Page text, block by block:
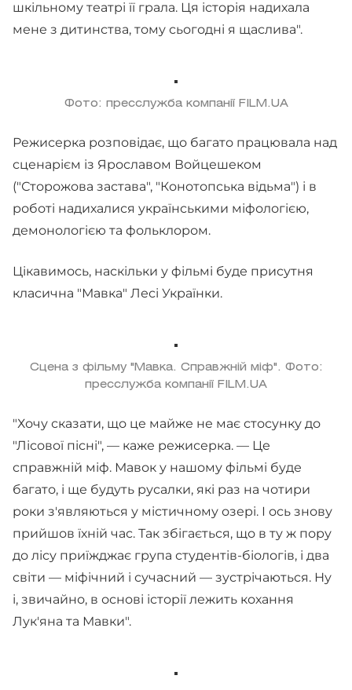
шкільному театрі її грала. Ця історія надихала
мене з дитинства, тому сьогодні я щаслива".
Фото: пресслужба компанії FILM.UA
Режисерка розповідає, що багато працювала над
сценарієм із Ярославом Войцешеком
("Сторожова застава", "Конотопська відьма") і в
роботі надихалися українськими міфологією,
демонологією та фольклором.
Цікавимось, наскільки у фільмі буде присутня
класична "Мавка" Лесі Українки.
Сцена з фільму "Мавка. Справжній міф". Фото:
пресслужба компанії FILM.UA
"Хочу сказати, що це майже не має стосунку до
"Лісової пісні", — каже режисерка. — Це
справжній міф. Мавок у нашому фільмі буде
багато, і ще будуть русалки, які раз на чотири
роки з'являються у містичному озері. І ось знову
прийшов їхній час. Так збігається, що в ту ж пору
до лісу приїжджає група студентів-біологів, і два
світи — міфічний і сучасний — зустрічаються. Ну
і, звичайно, в основі історії лежить кохання
Лук'яна та Мавки".